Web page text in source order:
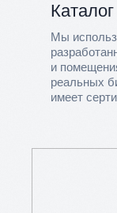
Мы
и
реальных
имеет